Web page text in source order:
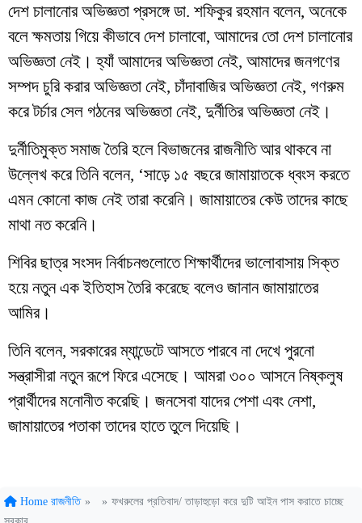
দেশ চালানোর অভিজ্ঞতা প্রসঙ্গে ডা. শফিকুর রহমান বলেন, অনেকে
বলে ক্ষমতায় গিয়ে কীভাবে দেশ চালাবো, আমাদের তো দেশ চালানোর
অভিজ্ঞতা নেই। হ্যাঁ আমাদের অভিজ্ঞতা নেই, আমাদের জনগণের
সম্পদ চুরি করার অভিজ্ঞতা নেই, চাঁদাবাজির অভিজ্ঞতা নেই, গণরুম
করে টর্চার সেল গঠনের অভিজ্ঞতা নেই, দুর্নীতির অভিজ্ঞতা নেই।
দুর্নীতিমুক্ত সমাজ তৈরি হলে বিভাজনের রাজনীতি আর থাকবে না
উল্লেখ করে তিনি বলেন, ‘সাড়ে ১৫ বছরে জামায়াতকে ধ্বংস করতে
এমন কোনো কাজ নেই তারা করেনি। জামায়াতের কেউ তাদের কাছে
মাথা নত করেনি।
শিবির ছাত্র সংসদ নির্বাচনগুলোতে শিক্ষার্থীদের ভালোবাসায় সিক্ত
হয়ে নতুন এক ইতিহাস তৈরি করেছে বলেও জানান জামায়াতের
আমির।
তিনি বলেন, সরকারের ম্যান্ডেটে আসতে পারবে না দেখে পুরনো
সন্ত্রাসীরা নতুন রূপে ফিরে এসেছে। আমরা ৩০০ আসনে নিষ্কলুষ
প্রার্থীদের মনোনীত করেছি। জনসেবা যাদের পেশা এবং নেশা,
জামায়াতের পতাকা তাদের হাতে তুলে দিয়েছি।
Home রাজনীতি » » ফখরুলের প্রতিবাদ/ তাড়াহুড়ো করে দুটি আইন পাস করাতে চাচ্ছে